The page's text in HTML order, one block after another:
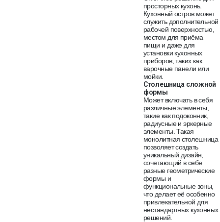
просторных кухонь.
Кухонный остров может
служить дополнительной
рабочей поверхностью,
местом для приёма
пищи и даже для
установки кухонных
приборов, таких как
варочные панели или
мойки.
Столешница сложной
формы
Может включать в себя
различные элементы,
такие как подоконник,
радиусные и эркерные
элементы. Такая
монолитная столешница
позволяет создать
уникальный дизайн,
сочетающий в себе
разные геометрические
формы и
функциональные зоны,
что делает её особенно
привлекательной для
нестандартных кухонных
решений.